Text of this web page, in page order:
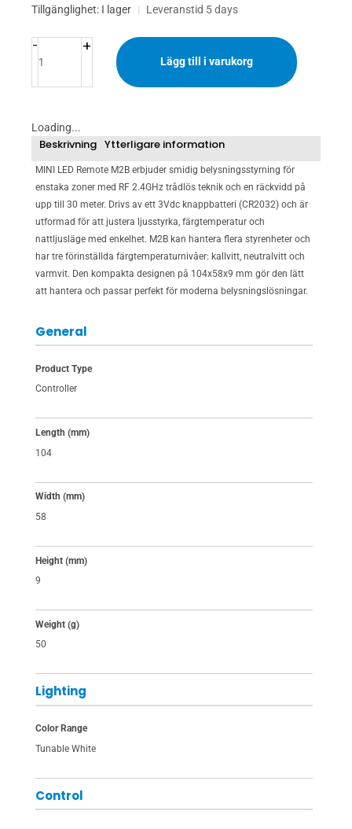
Tillgänglighet: I lager | Leveranstid 5 days
-
MINI
Remote
CT
+
Lägg till i varukorg
Loading...
Beskrivning Ytterligare information
MINI LED Remote M2B erbjuder smidig belysningsstyrning för
enstaka zoner med RF 2.4GHz trådlös teknik och en räckvidd på
upp till 30 meter. Drivs av ett 3Vdc knappbatteri (CR2032) och är
utformad för att justera ljusstyrka, färgtemperatur och
nattljusläge med enkelhet. M2B kan hantera flera styrenheter och
har tre förinställda färgtemperaturnivåer: kallvitt, neutralvitt och
varmvit. Den kompakta designen på 104x58x9 mm gör den lätt
att hantera och passar perfekt för moderna belysningslösningar.
General
Product Type
Controller
Length (mm)
104
Width (mm)
58
Height (mm)
9
Weight (g)
50
Lighting
Color Range
Tunable White
Control